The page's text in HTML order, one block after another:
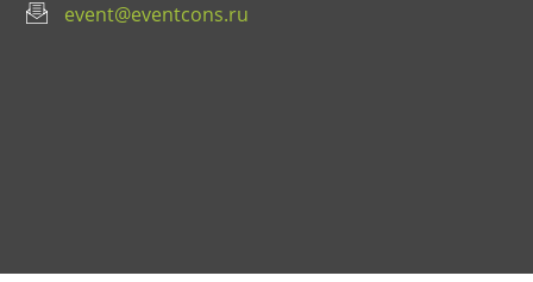
event@eventcons.ru